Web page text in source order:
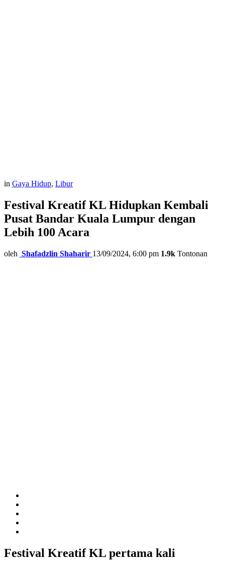
in Gaya Hidup, Libur
Festival Kreatif KL Hidupkan Kembali
Pusat Bandar Kuala Lumpur dengan
Lebih 100 Acara
oleh Shafadzlin Shaharir 13/09/2024, 6:00 pm 1.9k Tontonan
Festival Kreatif KL pertama kali